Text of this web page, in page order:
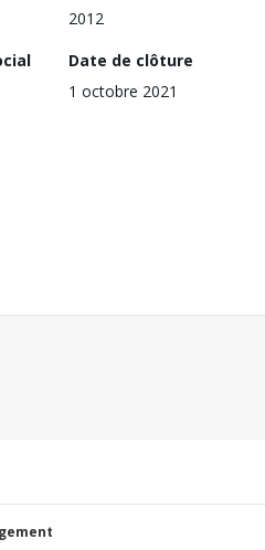
2012
Date de clôture
1 octobre 2021